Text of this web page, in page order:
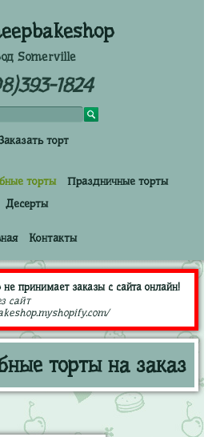
Somerville
1824
торт
торты
Праздничные торты
Десерты
Контакты
принимает заказы с сайта онлайн!
сайт
торты на заказ